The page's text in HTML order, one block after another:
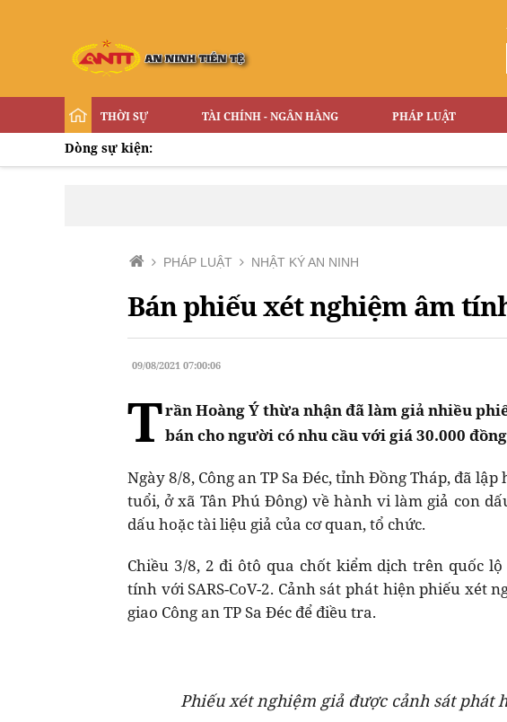
THỜI SỰ TÀI CHÍNH - NGÂN HÀNG PHÁP LUẬT
Dòng sự kiện:
PHÁP LUẬT NHẬT KÝ AN NINH
Bán phiếu xét nghiệm âm
09/08/2021 07:00:06
Trần Hoàng Ý thừa nhận đã làm giả nhiều
bán cho người có nhu cầu với giá 30.000
Ngày 8/8, Công an TP Sa Đéc, tỉnh Đồng Tháp, đã
tuổi, ở xã Tân Phú Đông) về hành vi làm giả con
dấu hoặc tài liệu giả của cơ quan, tổ chức.
Chiều 3/8, 2 đi ôtô qua chốt kiểm dịch trên quốc
tính với SARS-CoV-2. Cảnh sát phát hiện phiếu xét
giao Công an TP Sa Đéc để điều tra.
Phiếu xét nghiệm giả được cảnh sát phát